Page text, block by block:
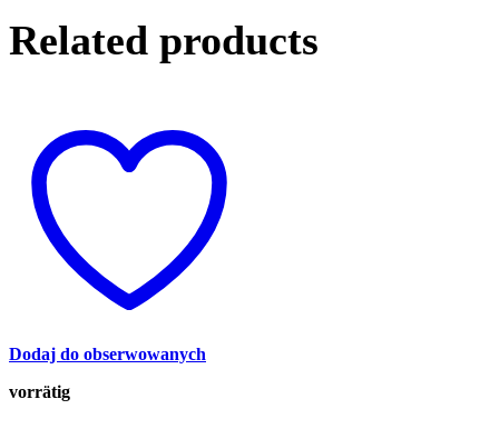
Related products
Dodaj do obserwowanych
vorrätig